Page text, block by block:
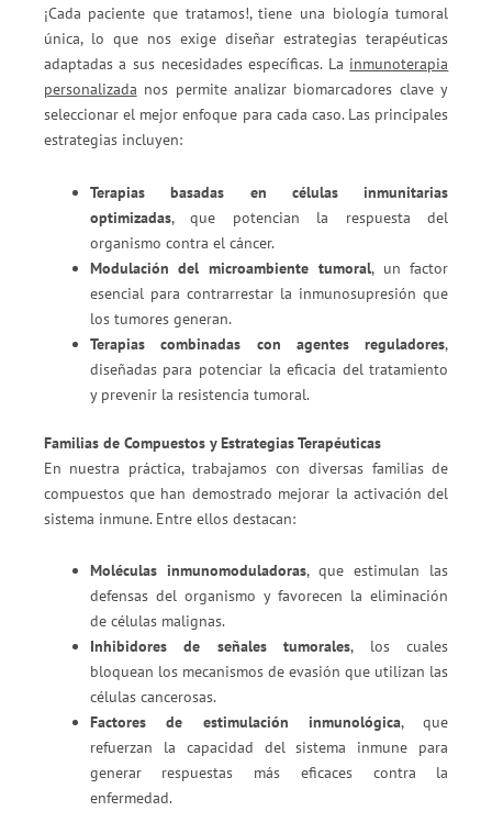
¡Cada paciente que tratamos!, tiene una biología tumoral
única, lo que nos exige diseñar estrategias terapéuticas
adaptadas a sus necesidades específicas. La inmunoterapia
personalizada nos permite analizar biomarcadores clave y
seleccionar el mejor enfoque para cada caso. Las principales
estrategias incluyen:
Terapias basadas en células inmunitarias
optimizadas, que potencian la respuesta del
organismo contra el cáncer.
Modulación del microambiente tumoral, un factor
esencial para contrarrestar la inmunosupresión que
los tumores generan.
Terapias combinadas con agentes reguladores,
diseñadas para potenciar la eficacia del tratamiento
y prevenir la resistencia tumoral.
Familias de Compuestos y Estrategias Terapéuticas
En nuestra práctica, trabajamos con diversas familias de
compuestos que han demostrado mejorar la activación del
sistema inmune. Entre ellos destacan:
Moléculas inmunomoduladoras, que estimulan las
defensas del organismo y favorecen la eliminación
de células malignas.
Inhibidores de señales tumorales, los cuales
bloquean los mecanismos de evasión que utilizan las
células cancerosas.
Factores de estimulación inmunológica, que
refuerzan la capacidad del sistema inmune para
generar respuestas más eficaces contra la
enfermedad.